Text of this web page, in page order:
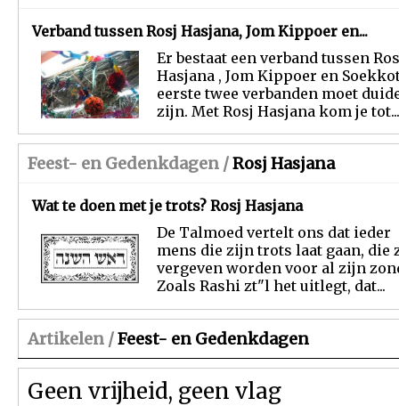
Verband tussen Rosj Hasjana, Jom Kippoer en...
Er bestaat een verband tussen
Hasjana , Jom Kippoer en
eerste twee verbanden moet
zijn. Met Rosj Hasjana kom je tot...
Feest- en Gedenkdagen /Rosj Hasjana
Wat te doen met je trots? Rosj Hasjana
De Talmoed vertelt ons dat ieder
mens die zijn trots laat gaan, die
vergeven worden voor al zijn
Zoals Rashi zt"l het uitlegt, dat...
Artikelen /Feest- en Gedenkdagen
Geen vrijheid, geen vlag